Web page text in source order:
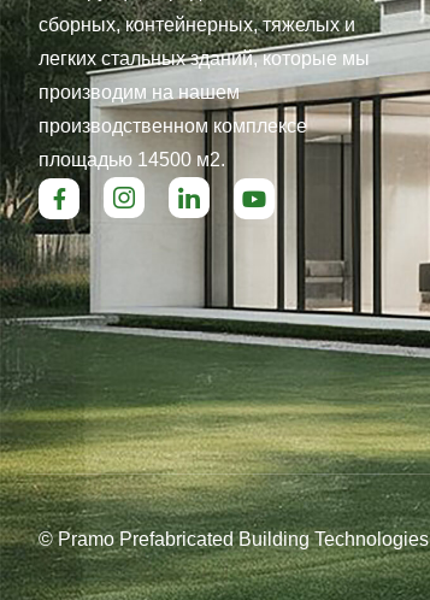
сборных, контейнерных, тяжелых и
легких стальных зданий, которые мы
производим на нашем
производственном комплексе
площадью 14500 м2.
© Pramo Prefabricated Building Technologies